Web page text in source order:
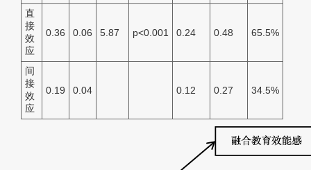
直
接
效
应
0.36 0.06 5.87 p<0.001 0.24 0.48 65.5%
间
接
效
应
0.19 0.04 0.12 0.27 34.5%